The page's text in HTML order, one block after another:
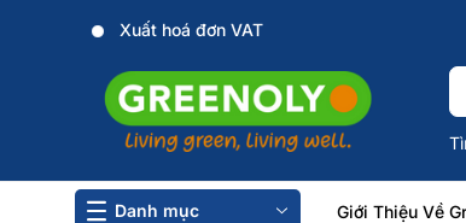
Website chính thức của Greenoly
Danh mục Giới Thiệu Về